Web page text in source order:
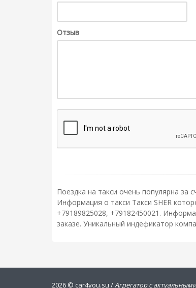
Отзыв
Поездка на такси очень популярна за
Информация о такси Такси SHER
+79189825028, +79182450021.
заказе. Уникальный индефикатор
2026 © car4you.su /Агрегатор с